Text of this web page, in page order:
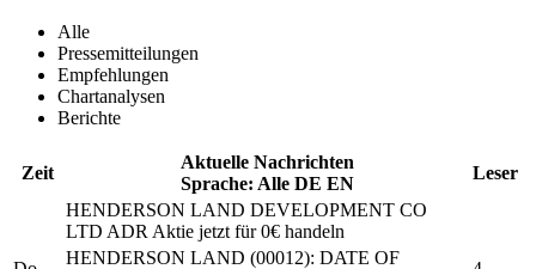
Alle
Pressemitteilungen
Empfehlungen
Chartanalysen
Berichte
Zeit
Aktuelle Nachrichten
Sprache: Alle DE EN
Leser
HENDERSON LAND DEVELOPMENT CO
LTD ADR Aktie jetzt für 0€ handeln
HENDERSON LAND (00012): DATE OF